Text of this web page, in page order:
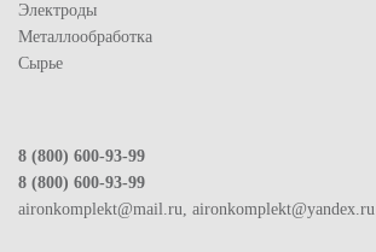
Электроды
Металлообработка
Сырье
8 (800) 600-93-99
8 (800) 600-93-99
aironkomplekt@mail.ru, aironkomplekt@yandex.ru